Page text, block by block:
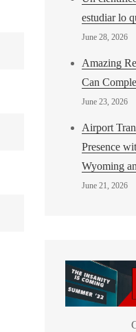
estudiar lo
June 28, 2026
Amazing
Can
June 23, 2026
Airport
Presence
Wyoming
June 21, 2026